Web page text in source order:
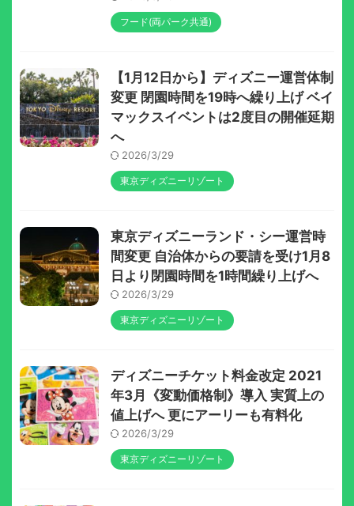
フード(両パーク共通)
【1月12日から】ディズニー運営体制
変更 閉園時間を19時へ繰り上げ ベイ
マックスイベントは2度目の開催延期
へ
2026/3/29
東京ディズニーリゾート
東京ディズニーランド・シー運営時
間変更 自治体からの要請を受け1月8
日より閉園時間を1時間繰り上げへ
2026/3/29
東京ディズニーリゾート
ディズニーチケット料金改定 2021
年3月《変動価格制》導入 実質上の
値上げへ 更にアーリーも有料化
2026/3/29
東京ディズニーリゾート